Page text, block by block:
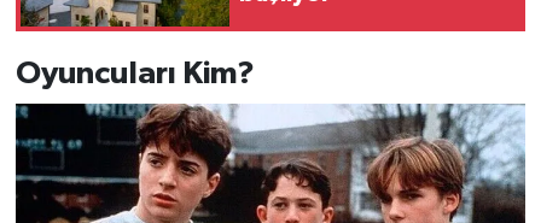
Oyuncuları Kim?